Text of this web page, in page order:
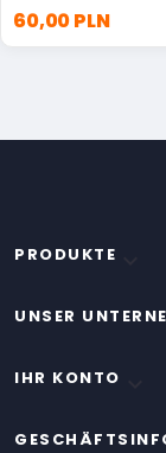
60,00 PLN
PRODUKTE
UNSER
IHR KONTO